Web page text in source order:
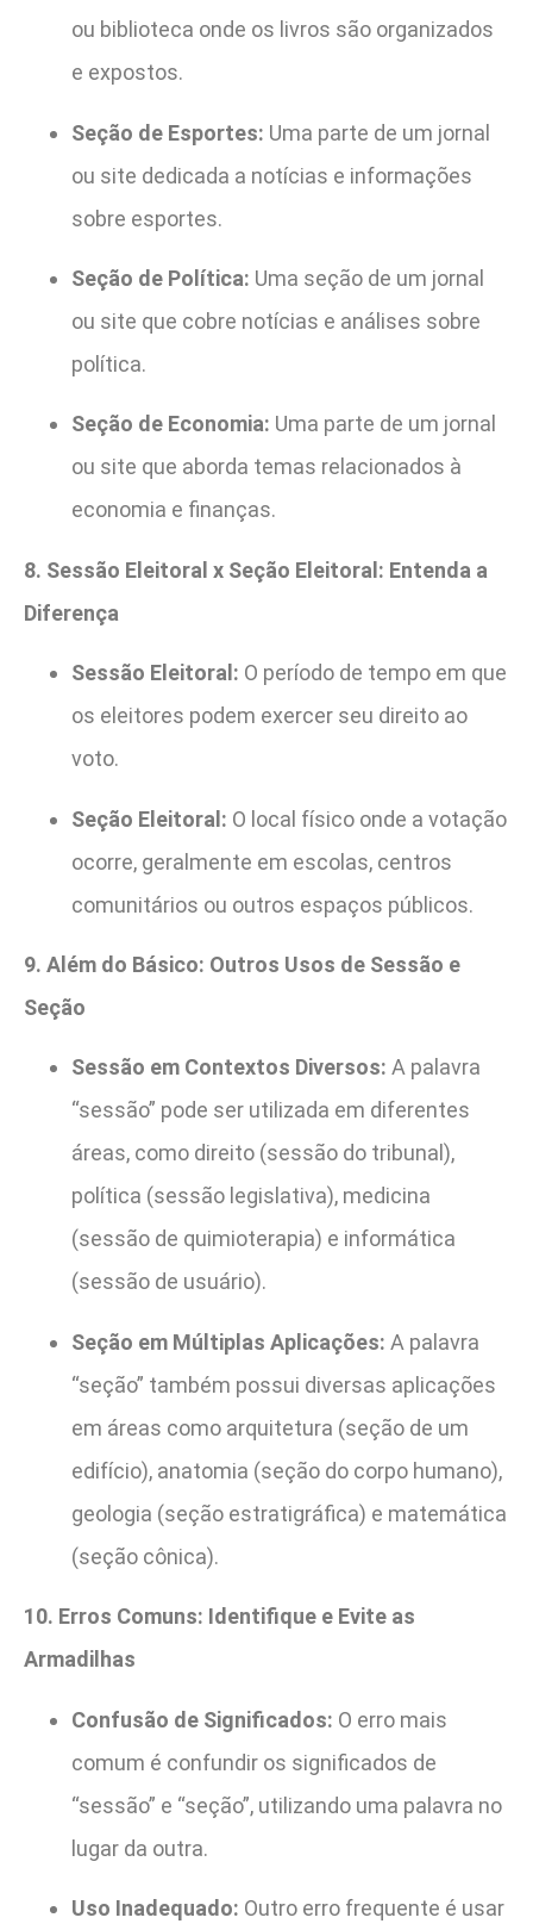
ou biblioteca onde os livros são organizados
e expostos.
Seção de Esportes: Uma parte de um jornal
ou site dedicada a notícias e informações
sobre esportes.
Seção de Política: Uma seção de um jornal
ou site que cobre notícias e análises sobre
política.
Seção de Economia: Uma parte de um jornal
ou site que aborda temas relacionados à
economia e finanças.
8. Sessão Eleitoral x Seção Eleitoral: Entenda a
Diferença
Sessão Eleitoral: O período de tempo em que
os eleitores podem exercer seu direito ao
voto.
Seção Eleitoral: O local físico onde a votação
ocorre, geralmente em escolas, centros
comunitários ou outros espaços públicos.
9. Além do Básico: Outros Usos de Sessão e
Seção
Sessão em Contextos Diversos: A palavra
“sessão” pode ser utilizada em diferentes
áreas, como direito (sessão do tribunal),
política (sessão legislativa), medicina
(sessão de quimioterapia) e informática
(sessão de usuário).
Seção em Múltiplas Aplicações: A palavra
“seção” também possui diversas aplicações
em áreas como arquitetura (seção de um
edifício), anatomia (seção do corpo humano),
geologia (seção estratigráfica) e matemática
(seção cônica).
10. Erros Comuns: Identifique e Evite as
Armadilhas
Confusão de Significados: O erro mais
comum é confundir os significados de
“sessão” e “seção”, utilizando uma palavra no
lugar da outra.
Uso Inadequado: Outro erro frequente é usar